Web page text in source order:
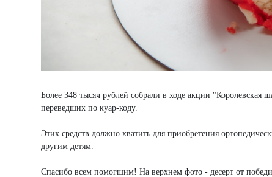
Более 348 тысяч рублей собрали в ходе акции
переведших по куар-коду.
Этих средств должно хватить для приобретения
другим детям.
Спасибо всем помогшим! На верхнем фото - десерт от